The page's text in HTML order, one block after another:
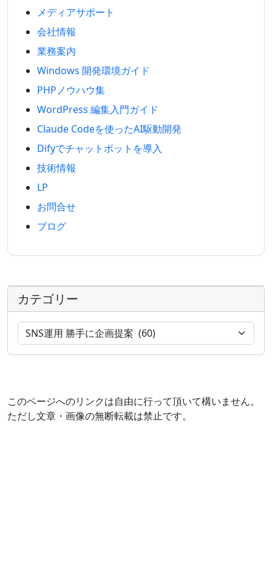
メディアサポート
会社情報
業務案内
Windows 開発環境ガイド
PHPノウハウ集
WordPress 編集入門ガイド
Claude Codeを使ったAI駆動開発
Difyでチャットボットを導入
技術情報
LP
お問合せ
ブログ
カテゴリー
このページへのリンクは自由に行って頂いて構いません。
ただし文章・画像の無断転載は禁止です。